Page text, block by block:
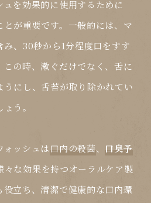
を効果的に使用するために
とが重要です。一般的には、マ
み、30秒から1分程度口をすす
の時、漱ぐだけでなく、舌に
うにし、舌苔が取り除かれてい
う。
ォッシュは口内の殺菌、 口臭予
々な効果を持つオーラルケア製
立ち、清潔で健康的な口内環